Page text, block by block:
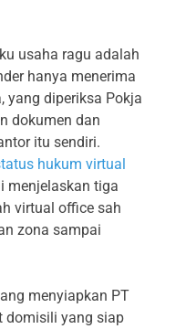
usaha ragu adalah
hanya menerima
yang diperiksa Pokja
dokumen dan
itu sendiri.
hukum virtual
menjelaskan tiga
virtual office sah
zona sampai
menyiapkan PT
domisili yang siap